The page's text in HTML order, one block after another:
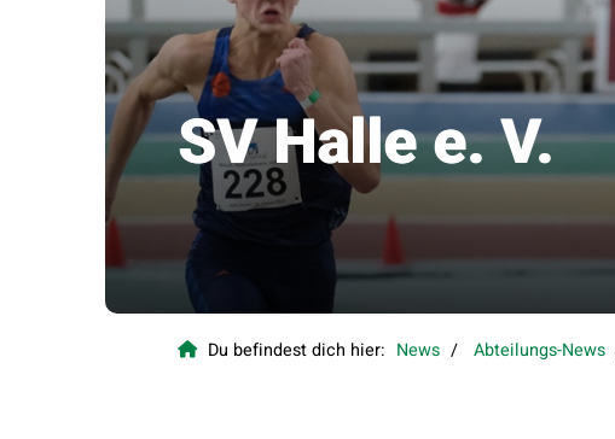
SV Halle e. V.
Du befindest dich hier: News Abteilungs-News
Quicklinks
Sportangebote finden